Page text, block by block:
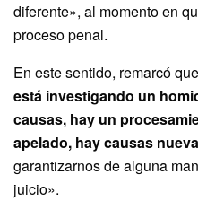
diferente», al momento en
proceso penal.
En este sentido, remarcó que
está investigando un
causas, hay un
apelado, hay causas
garantizarnos de alguna
juicio».